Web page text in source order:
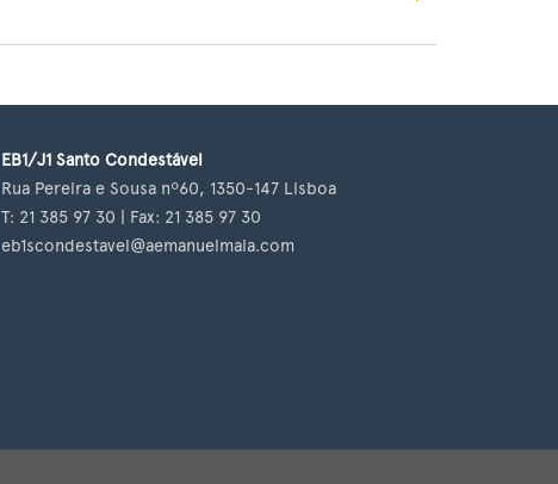
EB1/J1 Santo Condestável
Rua Pereira e Sousa nº60, 1350-147 Lisboa
T: 21 385 97 30 | Fax: 21 385 97 30
eb1scondestavel@aemanuelmaia.com